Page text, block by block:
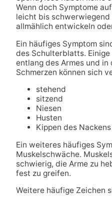
Wenn doch Symptome
leicht bis schwerwiegend
allmählich entwickeln
Ein häufiges Symptom
des Schulterblatts.
entlang des Armes und in
Schmerzen können sich
stehend
sitzend
Niesen
Husten
Kippen des
Ein weiteres häufiges
Muskelschwäche.
schwierig, die Arme zu
fest zu greifen.
Weitere häufige Zeichen